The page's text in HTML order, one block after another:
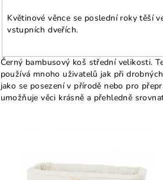
Květinové věnce se poslední roky těší
vstupních dveřích.
Černý bambusový koš střední velikosti.
používá mnoho uživatelů jak při
jako se posezení v přírodě nebo pro
umožňuje věci krásně a přehledně